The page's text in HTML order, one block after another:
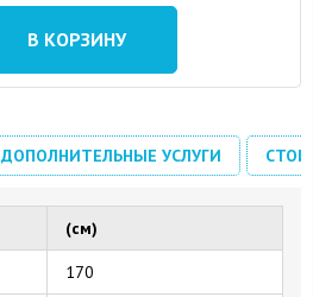
В КОРЗИНУ
ДОПОЛНИТЕЛЬНЫЕ УСЛУГИ
(см)
170